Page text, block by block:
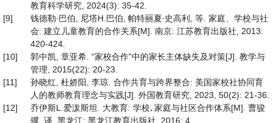
教育科学研究, 2024(3): 35-42.
[9]
钱德勒∙巴伯, 尼塔H.巴伯, 帕特丽夏∙史高利, 等. 家庭、学校与社
会: 建立儿童教育的合作关系[M]. 南京: 江苏教育出版社, 2013:
420-424.
[10]
郭中凯, 章亚希. “家校合作”中的家长主体缺失及对策[J]. 教学与
管理, 2015(22): 20-23.
[11]
孙晓红, 杜娇阳, 李琼. 合作共育与跨界整合: 美国家校社协同育
人的教师教育理念与实践[J]. 外国教育研究, 2023, 50(2): 21-36.
[12]
乔伊斯L.爱泼斯坦. 大教育: 学校､家庭与社区合作体系[M]. 曹骏
骥, 译. 黑龙江: 黑龙江教育出版社, 2016: 4.